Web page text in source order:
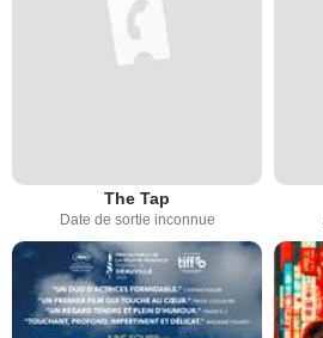
The Tap
Date de sortie inconnue